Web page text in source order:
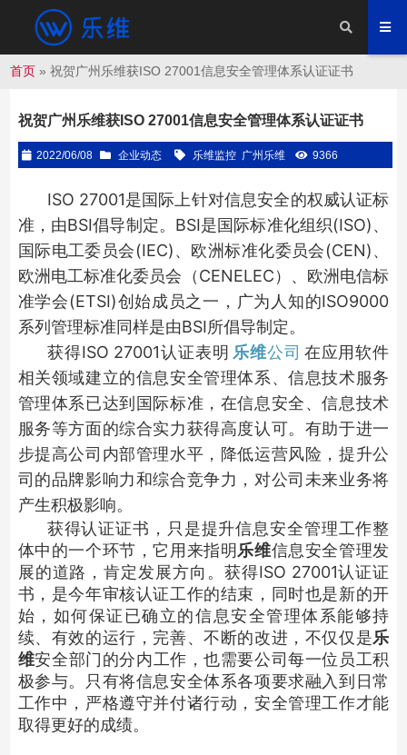
首页 »祝贺广州乐维获ISO 27001信息安全管理体系认证证书
祝贺广州乐维获ISO 27001信息安全管理体系认证证书
2022/06/08 企业动态 乐维监控 广州乐维 9366
ISO 27001是国际上针对信息安全的权威认证标
准，由BSI倡导制定。BSI是国际标准化组织(ISO)、
国际电工委员会(IEC)、欧洲标准化委员会(CEN)、
欧洲电工标准化委员会（CENELEC）、欧洲电信标
准学会(ETSI)创始成员之一，广为人知的ISO9000
系列管理标准同样是由BSI所倡导制定。
获得ISO 27001认证表明 乐维公司 在应用软件
相关领域建立的信息安全管理体系、信息技术服务
管理体系已达到国际标准，在信息安全、信息技术
服务等方面的综合实力获得高度认可。有助于进一
步提高公司内部管理水平，降低运营风险，提升公
司的品牌影响力和综合竞争力，对公司未来业务将
产生积极影响。
获得认证证书，只是提升信息安全管理工作整
体中的一个环节，它用来指明乐维信息安全管理发
展的道路，肯定发展方向。获得ISO 27001认证证
书，是今年审核认证工作的结束，同时也是新的开
始，如何保证已确立的信息安全管理体系能够持
续、有效的运行，完善、不断的改进，不仅仅是乐
维安全部门的分内工作，也需要公司每一位员工积
极参与。只有将信息安全体系各项要求融入到日常
工作中，严格遵守并付诸行动，安全管理工作才能
取得更好的成绩。